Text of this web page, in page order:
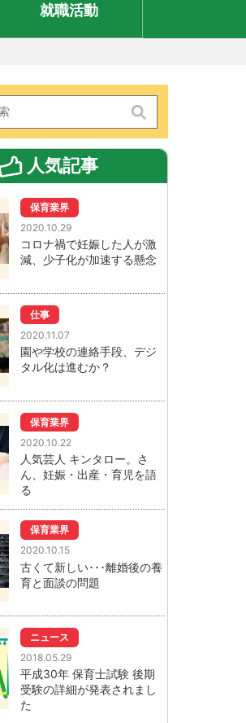
就職活動
人気記事
保育業界
2020.10.29
コロナ禍で妊娠した人が激
減、少子化が加速する懸念
仕事
2020.11.07
園や学校の連絡手段、デジ
タル化は進むか？
保育業界
2020.10.22
人気芸人 キンタロー。さ
ん、妊娠・出産・育児を語
る
保育業界
2020.10.15
古くて新しい･･･離婚後の養
育と面談の問題
ニュース
2018.05.29
平成30年 保育士試験 後期
受験の詳細が発表されまし
た